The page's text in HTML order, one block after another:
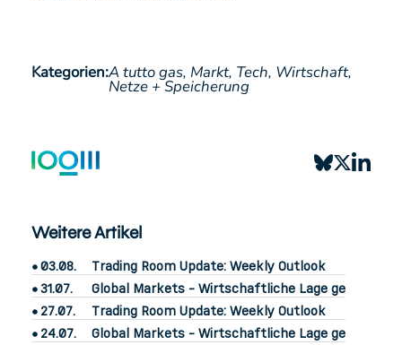
Kategorien:A tutto gas, Markt, Tech, Wirtschaft,
Netze + Speicherung
Weitere Artikel
03.08.
Trading Room Update: Weekly Outlook
31.07.
Global Markets - Wirtschaftliche Lage gemischt
27.07.
Trading Room Update: Weekly Outlook
24.07.
Global Markets - Wirtschaftliche Lage gemischt